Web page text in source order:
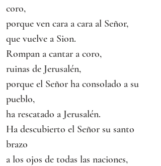
coro,
porque ven cara a cara al Señor,
que vuelve a Sion.
Rompan a cantar a coro,
ruinas de Jerusalén,
porque el Señor ha consolado a su
pueblo,
ha rescatado a Jerusalén.
Ha descubierto el Señor su santo
brazo
a los ojos de todas las naciones,